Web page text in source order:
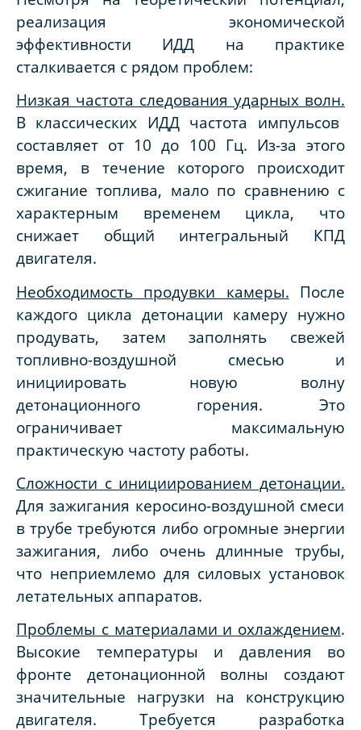
реализация экономической
эффективности ИДД на практике
сталкивается с рядом проблем:
Низкая частота следования ударных волн.
В классических ИДД частота импульсов
составляет от 10 до 100 Гц. Из-за этого
время, в течение которого происходит
сжигание топлива, мало по сравнению с
характерным временем цикла, что
снижает общий интегральный КПД
двигателя.
Необходимость продувки камеры. После
каждого цикла детонации камеру нужно
продувать, затем заполнять свежей
топливно-воздушной смесью и
инициировать новую волну
детонационного горения. Это
ограничивает максимальную
практическую частоту работы.
Сложности с инициированием детонации.
Для зажигания керосино-воздушной смеси
в трубе требуются либо огромные энергии
зажигания, либо очень длинные трубы,
что неприемлемо для силовых установок
летательных аппаратов.
Проблемы с материалами и охлаждением.
Высокие температуры и давления во
фронте детонационной волны создают
значительные нагрузки на конструкцию
двигателя. Требуется разработка